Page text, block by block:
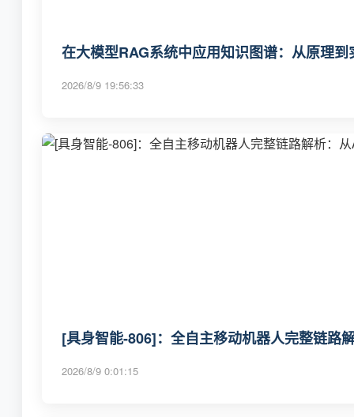
在大模型RAG系统中应用知识图谱：从原理
2026/8/9 19:56:33
[具身智能-806]：全自主移动机器人完整链路
2026/8/9 0:01:15